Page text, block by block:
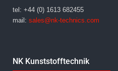
tel: +44 (0) 1613 682455
mail: sales@nk-technics.com
NK Kunststofftechnik